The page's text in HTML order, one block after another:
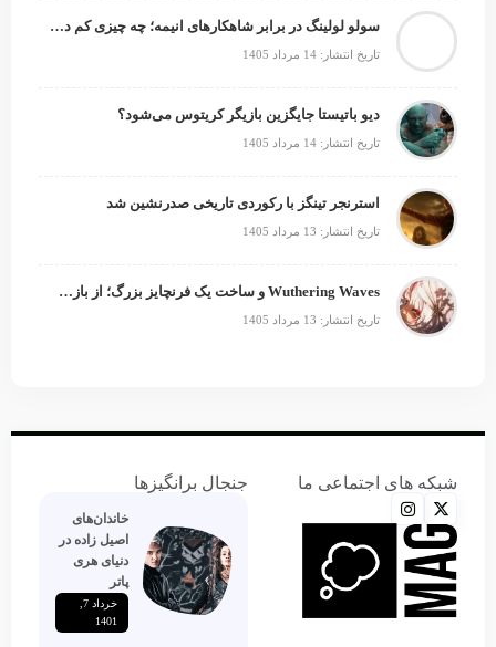
سولو لولینگ در برابر شاهکارهای انیمه؛ چه چیزی کم دارد؟
تاریخ انتشار: 14 مرداد 1405
دیو باتیستا جایگزین بازیگر کریتوس می‌شود؟
تاریخ انتشار: 14 مرداد 1405
استرنجر تینگز با رکوردی تاریخی صدرنشین شد
تاریخ انتشار: 13 مرداد 1405
Wuthering Waves و ساخت یک فرنچایز بزرگ؛ از بازی تا انیمه
تاریخ انتشار: 13 مرداد 1405
شبکه های اجتماعی ما جنجال برانگیزها
خاندان‌های
اصیل زاده‌ در
دنیای هری
پاتر
1401